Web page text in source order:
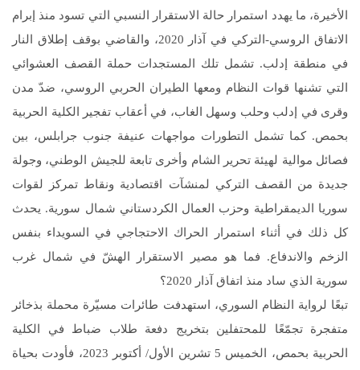
الأخيرة، ما يهدد استمرار حالة الاستقرار النسبي التي تسود منذ إبرام
الاتفاق الروسي-التركي في آذار 2020، والقاضي بوقف إطلاق النار
في منطقة إدلب. تشمل تلك المستجدات حملة القصف العشوائي
التي تشنها قوات النظام ومعها الطيران الحربي الروسي، ضدّ مدن
وقرى في إدلب وحلب وسهل الغاب، في أعقاب تفجير الكلية الحربية
بحمص. كما تشمل التطورات مواجهات عنيفة جنوب جرابلس، بين
فصائل موالية لهيئة تحرير الشام وأخرى تابعة للجيش الوطني، وجولة
جديدة من القصف التركي لمنشآت اقتصادية ونقاط تمركز لقوات
سوريا الديمقراطية وحزب العمال الكردستاني شمال سورية. يحدث
كل ذلك في أثناء استمرار الحراك الاحتجاجي في السويداء بنفس
الزخم والاندفاع. فما هو مصير الاستقرار الهشّ في شمال غرب
سورية الذي ساد منذ اتفاق آذار 2020؟
تبعًا لرواية النظام السوري، استهدفت طائرات مسيّرة محملة بذخائر
متفجرة تجمّعًا للمحتفلين بتخريج دفعة طلاب ضباط في الكلية
الحربية بحمص، الخميس 5 تشرين الأول/ أكتوبر 2023، فأودت بحياة